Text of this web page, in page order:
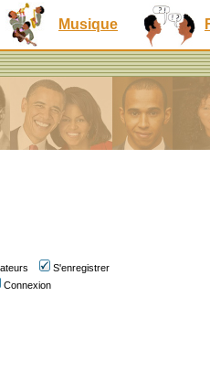
Musique
S'enregistrer
Connexion